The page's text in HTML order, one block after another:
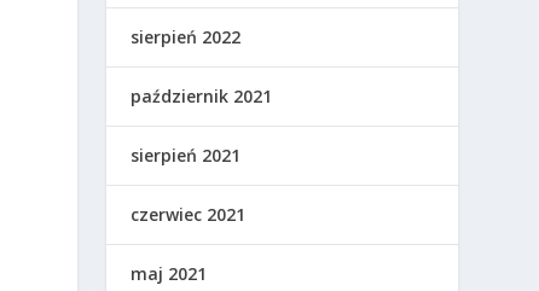
sierpień 2022
październik 2021
sierpień 2021
czerwiec 2021
maj 2021